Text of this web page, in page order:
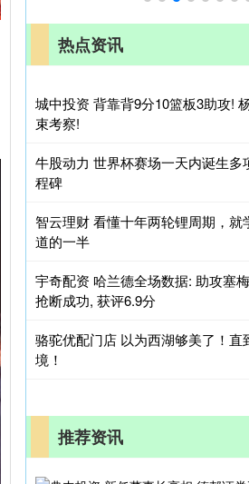
热点资讯
城中投资 背靠背9分10篮板3助攻!
束考察!
牛股动力 世界杯赛场一天内诞生多
程碑
智云理财 看懂十年两轮锂周期，就
道的一半
宇奇配资 哈兰德全场数据: 助攻塞
抢断成功, 获评6.9分
骆驼优配门店 以为西湖够美了！直
境！
推荐资讯